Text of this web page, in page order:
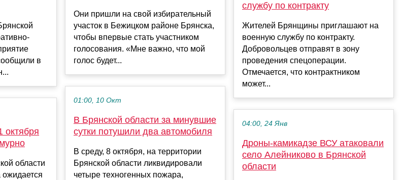
в
октября
области
ожидается
Они пришли на свой избирательный
участок в Бежицком районе Брянска,
чтобы впервые стать участником
голосования. «Мне важно, что мой
голос будет...
01:00, 10 Окт
В Брянской области за минувшие
сутки потушили два автомобиля
В среду, 8 октября, на территории
Брянской области ликвидировали
четыре техногенных пожара,
cлужбу пo кoнтрaкту
Жителей Брянщины приглашают на
военную службу по контракту.
Добровольцев отправят в зону
проведения спецоперации.
Отмечается, что контрактником
может...
04:00, 24 Янв
Дроны-камикадзе ВСУ атаковали
село Алейниково в Брянской
области